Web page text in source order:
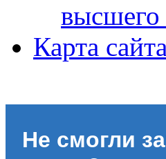
высшего
Карта сайта
Не смогли